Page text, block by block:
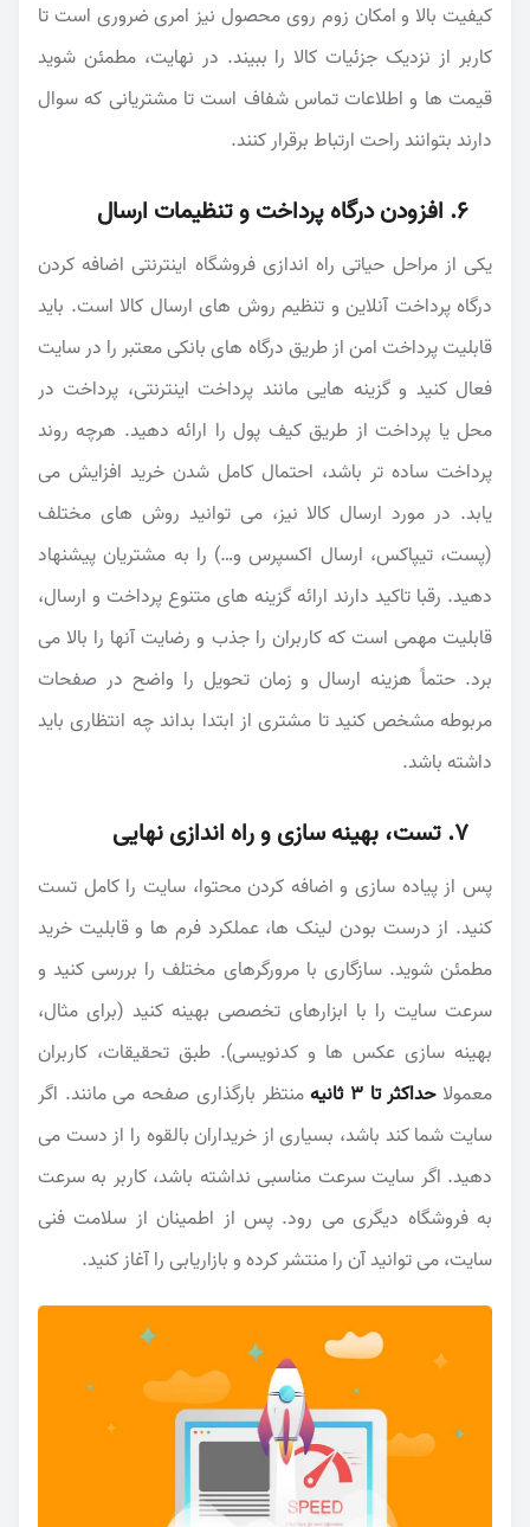
کیفیت بالا و امکان زوم روی محصول نیز امری ضروری است تا
کاربر از نزدیک جزئیات کالا را ببیند. در نهایت، مطمئن شوید
قیمت ها و اطلاعات تماس شفاف است تا مشتریانی که سوال
دارند بتوانند راحت ارتباط برقرار کنند.
۶. افزودن درگاه پرداخت و تنظیمات ارسال
یکی از مراحل حیاتی راه اندازی فروشگاه اینترنتی اضافه کردن
درگاه پرداخت آنلاین و تنظیم روش های ارسال کالا است. باید
قابلیت پرداخت امن از طریق درگاه های بانکی معتبر را در سایت
فعال کنید و گزینه هایی مانند پرداخت اینترنتی، پرداخت در
محل یا پرداخت از طریق کیف پول را ارائه دهید. هرچه روند
پرداخت ساده تر باشد، احتمال کامل شدن خرید افزایش می
یابد. در مورد ارسال کالا نیز، می توانید روش های مختلف
(پست، تیپاکس، ارسال اکسپرس و…) را به مشتریان پیشنهاد
دهید. رقبا تاکید دارند ارائه گزینه های متنوع پرداخت و ارسال،
قابلیت مهمی است که کاربران را جذب و رضایت آنها را بالا می
برد. حتماً هزینه ارسال و زمان تحویل را واضح در صفحات
مربوطه مشخص کنید تا مشتری از ابتدا بداند چه انتظاری باید
داشته باشد.
۷. تست، بهینه سازی و راه اندازی نهایی
پس از پیاده سازی و اضافه کردن محتوا، سایت را کامل تست
کنید. از درست بودن لینک ها، عملکرد فرم ها و قابلیت خرید
مطمئن شوید. سازگاری با مرورگرهای مختلف را بررسی کنید و
سرعت سایت را با ابزارهای تخصصی بهینه کنید (برای مثال،
بهینه سازی عکس ها و کدنویسی). طبق تحقیقات، کاربران
معمولاحداکثر تا ۳ ثانیه
منتظر بارگذاری صفحه می مانند. اگر
سایت شما کند باشد، بسیاری از خریداران بالقوه را از دست می
دهید. اگر سایت سرعت مناسبی نداشته باشد، کاربر به سرعت
به فروشگاه دیگری می رود. پس از اطمینان از سلامت فنی
سایت، می توانید آن را منتشر کرده و بازاریابی را آغاز کنید.